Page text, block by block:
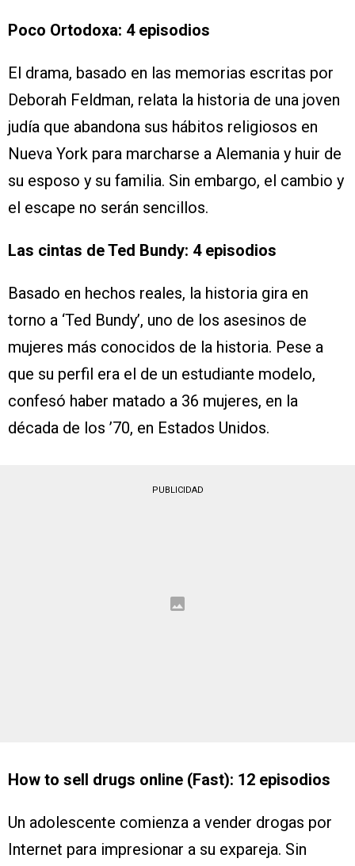
Poco Ortodoxa: 4 episodios
El drama, basado en las memorias escritas por
Deborah Feldman, relata la historia de una joven
judía que abandona sus hábitos religiosos en
Nueva York para marcharse a Alemania y huir de
su esposo y su familia. Sin embargo, el cambio y
el escape no serán sencillos.
Las cintas de Ted Bundy: 4 episodios
Basado en hechos reales, la historia gira en
torno a ‘Ted Bundy’, uno de los asesinos de
mujeres más conocidos de la historia. Pese a
que su perfil era el de un estudiante modelo,
confesó haber matado a 36 mujeres, en la
década de los ’70, en Estados Unidos.
PUBLICIDAD
How to sell drugs online (Fast): 12 episodios
Un adolescente comienza a vender drogas por
Internet para impresionar a su expareja. Sin